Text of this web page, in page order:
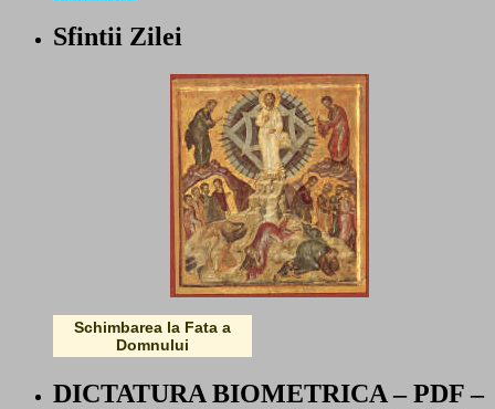
Sfintii Zilei
Schimbarea la Fata a
Domnului
DICTATURA BIOMETRICA – PDF –